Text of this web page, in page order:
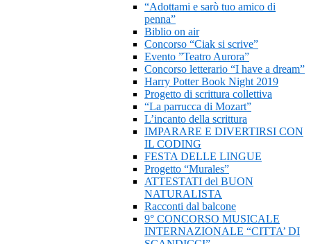
“Adottami e sarò tuo amico di
penna”
Biblio on air
Concorso “Ciak si scrive”
Evento ”Teatro Aurora”
Concorso letterario “I have a dream”
Harry Potter Book Night 2019
Progetto di scrittura collettiva
“La parrucca di Mozart”
L’incanto della scrittura
IMPARARE E DIVERTIRSI CON
IL CODING
FESTA DELLE LINGUE
Progetto “Murales”
ATTESTATI del BUON
NATURALISTA
Racconti dal balcone
9° CONCORSO MUSICALE
INTERNAZIONALE “CITTA’ DI